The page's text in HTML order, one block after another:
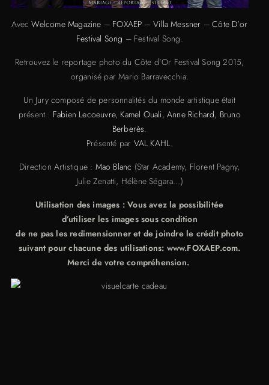
AvecWelcome Magazine – FOXAEP –Villa Messner –Côte D’or
Festival Song – Festival Song.
Retrouvez le reportage photo du Côte d’Or Festival Song 2015,
organisé par Mario Barravecchia.
Un Jury composé de personnalités du monde artistique était
présent : Fabien Lecoeuvre, Kamel Ouali, Anne Richard, Bruno
Berberès.
Présenté par VAL KAHL.
Direction Artistique : Mao Blanc (Star Academy, Florent Pagny,
Julie Zenatti, Hélène Ségara…)
Utilisation des images : Vous avez la possibilitée
d’utiliser les images sous condition
de ne pas les redimensionner et de joindre le crédit photo
suivant pour chacune des utilisations: www.FOXAEP.com.
Merci de votre compréhension.